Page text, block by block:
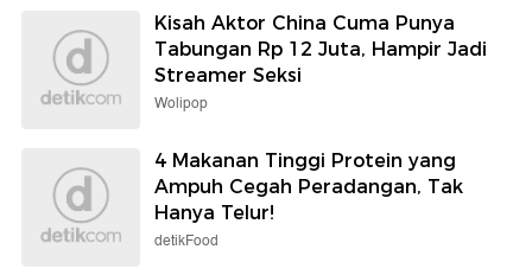
Kisah Aktor China Cuma Punya
Tabungan Rp 12 Juta, Hampir Jadi
Streamer Seksi
Wolipop
4 Makanan Tinggi Protein yang
Ampuh Cegah Peradangan, Tak
Hanya Telur!
detikFood